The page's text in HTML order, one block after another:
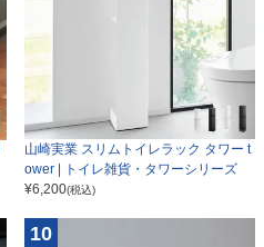
山崎実業 スリムトイレラック タワー t
ower | トイレ雑貨・タワーシリーズ
¥6,200(税込)
10